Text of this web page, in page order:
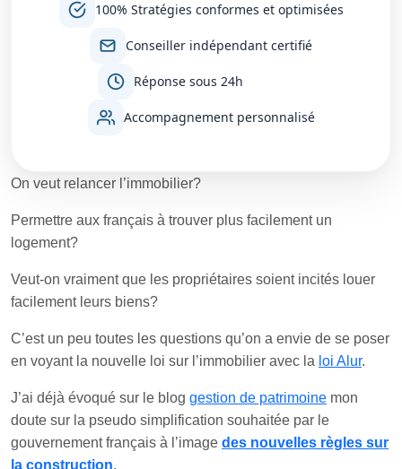
100% Stratégies conformes et optimisées
Conseiller indépendant certifié
Réponse sous 24h
Accompagnement personnalisé
On veut relancer l’immobilier?
Permettre aux français à trouver plus facilement un
logement?
Veut-on vraiment que les propriétaires soient incités louer
facilement leurs biens?
C’est un peu toutes les questions qu’on a envie de se poser
en voyant la nouvelle loi sur l’immobilier avec la loi Alur.
J’ai déjà évoqué sur le blog gestion de patrimoine mon
doute sur la pseudo simplification souhaitée par le
gouvernement français à l’image des nouvelles règles sur
la construction.